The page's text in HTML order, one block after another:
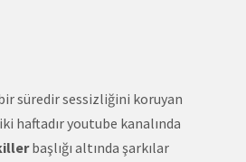
süredir sessizliğini koruyan
haftadır youtube kanalında
başlığı altında şarkılar